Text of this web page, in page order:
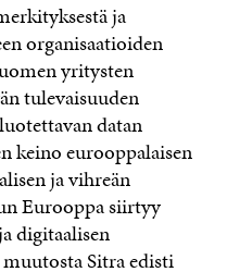
ja
organisaatioiden
yritysten
tulevaisuuden
datan
keino eurooppalaisen
ja vihreän
Eurooppa siirtyy
digitaalisen
Sitra edisti